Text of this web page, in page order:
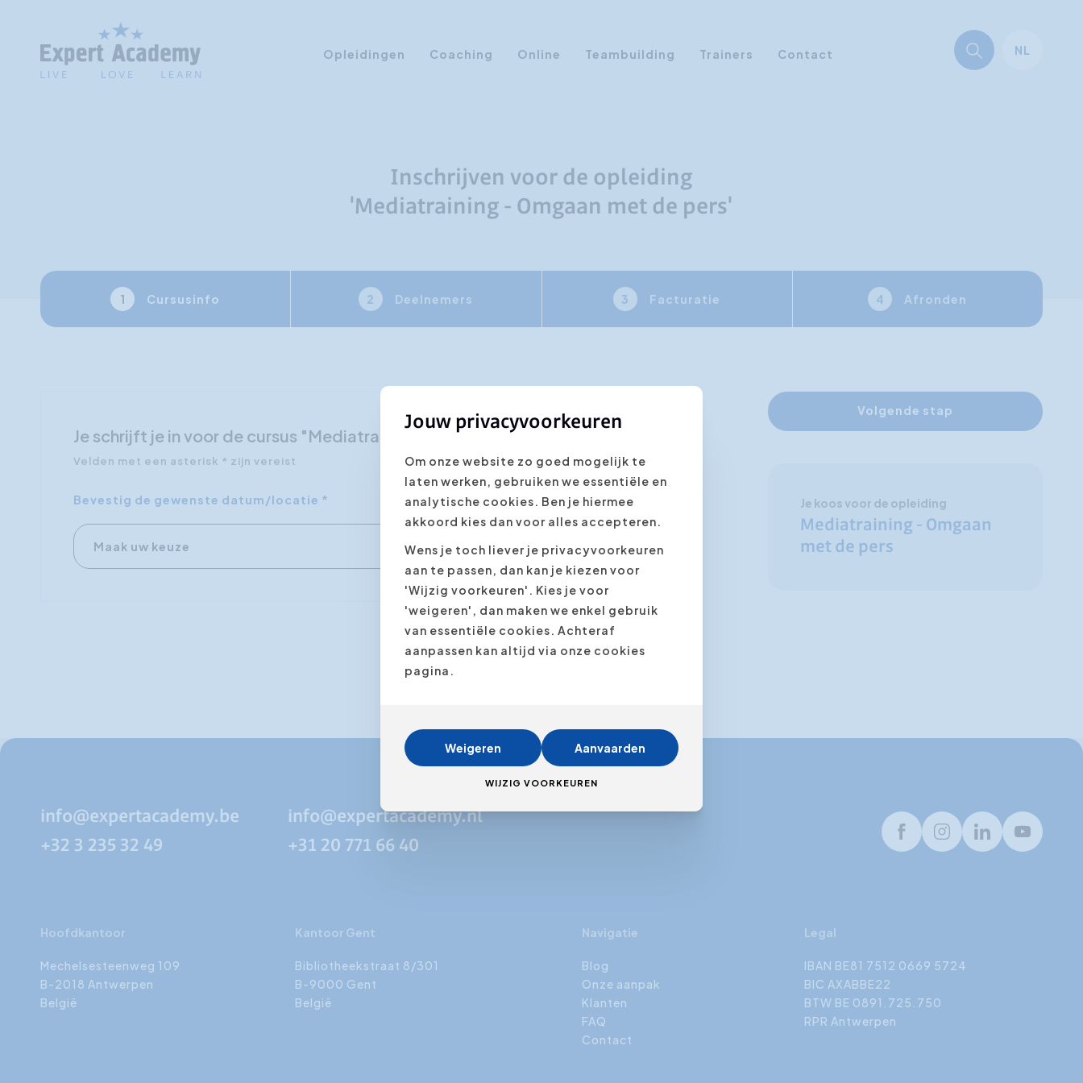
Opleidingen
Sales Training
Leiderschap Training
Assertiviteit cursus
Timemanagement
Persoonlijkheidsprofielen
Klantgerichtheid
Social Media Training
Coaching Online Teambuilding Trainers Contact NL
Inschrijven voor de opleiding
'Mediatraining - Omgaan met de pers'
1 Cursusinfo 2 Deelnemers 3 Facturatie 4 Afronden
Volgende stap
Je koos voor de opleiding
Mediatraining - Omgaan
met de pers
Je schrijft je in voor de cursus "Mediatraining - Omgaan met de pers"
Velden met een asterisk * zijn vereist
Bevestig de gewenste datum/locatie *
Volgende stap
info@expertacademy.be
+32 3 235 32 49
info@expertacademy.nl
+31 20 771 66 40
FacebookInstagramLinkedInYoutube
Hoofdkantoor
Mechelsesteenweg 109
B-2018 Antwerpen
België
Kantoor Gent
Bibliotheekstraat 8/301
B-9000 Gent
België
Navigatie
Blog
Onze aanpak
Klanten
FAQ
Contact
Legal
IBAN BE81 7512 0669 5724
BIC AXABBE22
BTW BE 0891.725.750
RPR Antwerpen
Jouw privacyvoorkeuren
Om onze website zo goed mogelijk te
laten werken, gebruiken we essentiële en
analytische cookies. Ben je hiermee
akkoord kies dan voor alles accepteren.
Wens je toch liever je privacyvoorkeuren
aan te passen, dan kan je kiezen voor
'Wijzig voorkeuren'. Kies je voor
'weigeren', dan maken we enkel gebruik
van essentiële cookies. Achteraf
aanpassen kan altijd via onze cookies
pagina.
Weigeren Aanvaarden
WIJZIG VOORKEUREN